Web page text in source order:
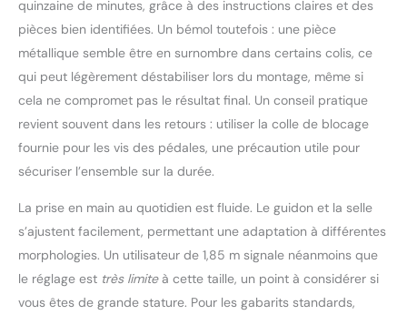
d'appartement Wenoker
deviendra votre
partenaire de fitness.
Compatibilité des
d'appartement amélioré
est compatible avec les
applications de fitness
l'écran LCD enregistre
vos statistiques de
cyclisme. Grâce au
support de tablette,
vous pouvez poser
votre téléphone ou
quinzaine de minutes, grâce à des instructions claires et des
pièces bien identifiées. Un bémol toutefois : une pièce
métallique semble être en surnombre dans certains colis, ce
qui peut légèrement déstabiliser lors du montage, même si
cela ne compromet pas le résultat final. Un conseil pratique
revient souvent dans les retours : utiliser la colle de blocage
fournie pour les vis des pédales, une précaution utile pour
sécuriser l’ensemble sur la durée.
La prise en main au quotidien est fluide. Le guidon et la selle
s’ajustent facilement, permettant une adaptation à différentes
morphologies. Un utilisateur de 1,85 m signale néanmoins que
le réglage est très limiteà cette taille, un point à considérer si
vous êtes de grande stature. Pour les gabarits standards,